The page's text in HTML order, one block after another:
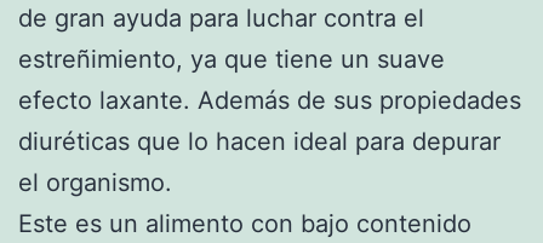
de gran ayuda para luchar contra el
estreñimiento, ya que tiene un suave
efecto laxante. Además de sus propiedades
diuréticas que lo hacen ideal para depurar
el organismo.
Este es un alimento con bajo contenido